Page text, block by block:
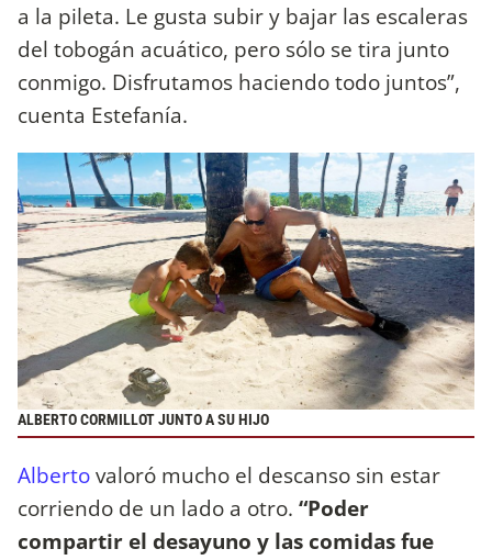
a la pileta. Le gusta subir y bajar las escaleras
del tobogán acuático, pero sólo se tira junto
conmigo. Disfrutamos haciendo todo juntos”,
cuenta Estefanía.
ALBERTO CORMILLOT JUNTO A SU HIJO
Albertovaloró mucho el descanso sin estar
corriendo de un lado a otro. “Poder
compartir el desayuno y las comidas fue